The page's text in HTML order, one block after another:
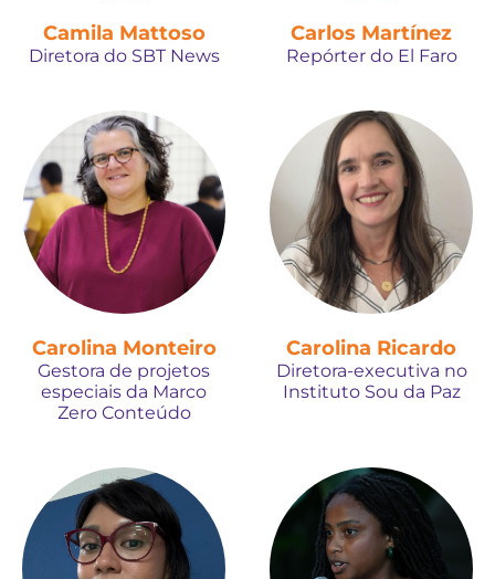
Camila Mattoso
Diretora do SBT News
Carlos Martínez
Repórter do El Faro
Carolina Monteiro
Gestora de projetos
especiais da Marco
Zero Conteúdo
Carolina Ricardo
Diretora-executiva no
Instituto Sou da Paz